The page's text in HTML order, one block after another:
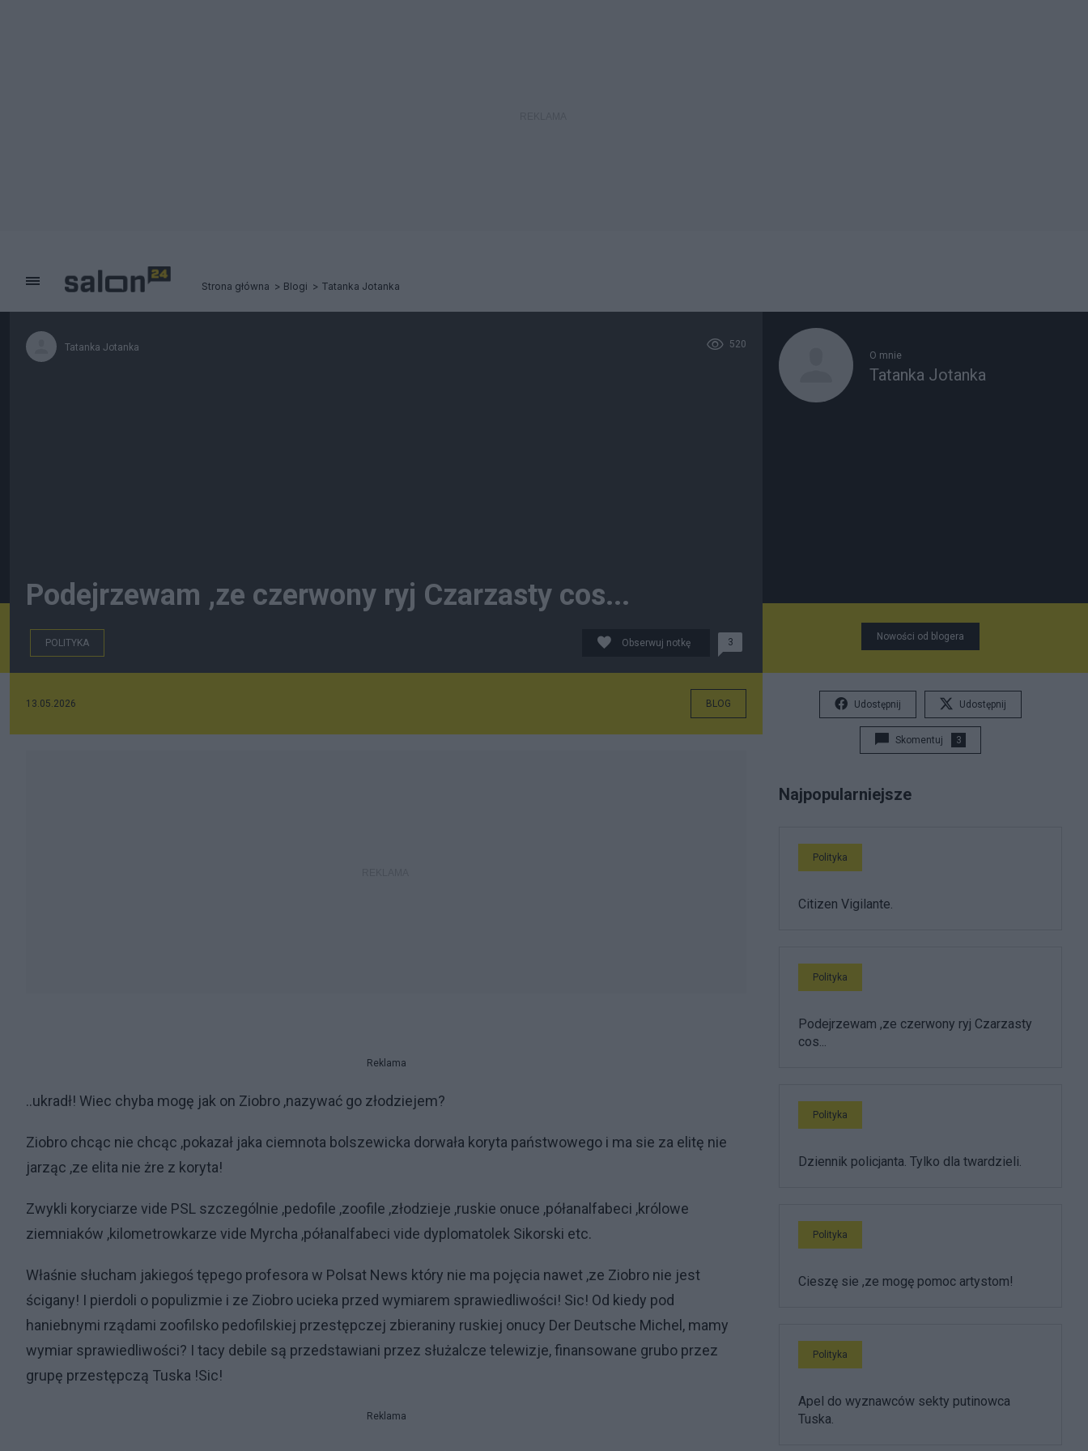
Strona główna Blogi Tatanka Jotanka
Tatanka Jotanka 520
Podejrzewam ,ze czerwony ryj Czarzasty cos...
POLITYKA Obserwuj notkę 3
13.05.2026 BLOG
Reklama
..ukradł! Wiec chyba mogę jak on Ziobro ,nazywać go złodziejem?
Ziobro chcąc nie chcąc ,pokazał jaka ciemnota bolszewicka dorwała koryta państwowego i ma sie za elitę nie
jarząc ,ze elita nie żre z koryta!
Zwykli koryciarze vide PSL szczególnie ,pedofile ,zoofile ,złodzieje ,ruskie onuce ,półanalfabeci ,królowe
ziemniaków ,kilometrowkarze vide Myrcha ,półanalfabeci vide dyplomatolek Sikorski etc.
Właśnie słucham jakiegoś tępego profesora w Polsat News który nie ma pojęcia nawet ,ze Ziobro nie jest
ścigany! I pierdoli o populizmie i ze Ziobro ucieka przed wymiarem sprawiedliwości! Sic! Od kiedy pod
haniebnymi rządami zoofilsko pedofilskiej przestępczej zbieraniny ruskiej onucy Der Deutsche Michel, mamy
wymiar sprawiedliwości? I tacy debile są przedstawiani przez służalcze telewizje, finansowane grubo przez
grupę przestępczą Tuska !Sic!
Reklama
O mnie
Tatanka Jotanka
Nowości od blogera
Udostępnij Udostępnij
Skomentuj 3
Najpopularniejsze
Polityka
Citizen Vigilante.
Polityka
Podejrzewam ,ze czerwony ryj Czarzasty
cos...
Polityka
Dziennik policjanta. Tylko dla twardzieli.
Polityka
Cieszę sie ,ze mogę pomoc artystom!
Polityka
Apel do wyznawców sekty putinowca
Tuska.